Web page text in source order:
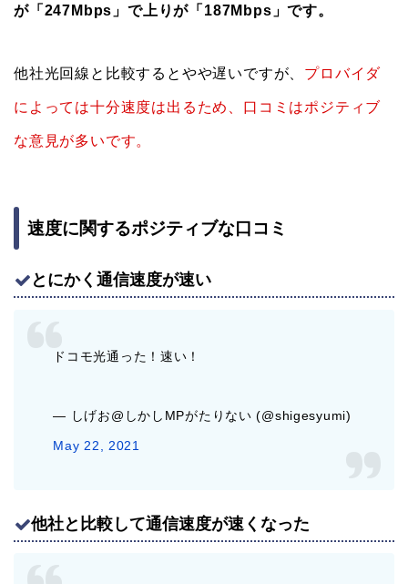
が「247Mbps」で上りが「187Mbps」です。
他社光回線と比較するとやや遅いですが、 プロバイダ
によっては十分速度は出るため、口コミはポジティブ
な意見が多いです。
速度に関するポジティブな口コミ
とにかく通信速度が速い
ドコモ光通った！速い！
— しげお@しかしMPがたりない (@shigesyumi)
May 22, 2021
他社と比較して通信速度が速くなった